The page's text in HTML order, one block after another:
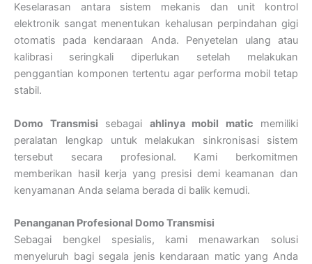
Keselarasan antara sistem mekanis dan unit kontrol
elektronik sangat menentukan kehalusan perpindahan gigi
otomatis pada kendaraan Anda. Penyetelan ulang atau
kalibrasi seringkali diperlukan setelah melakukan
penggantian komponen tertentu agar performa mobil tetap
stabil.
Domo Transmisi sebagai ahlinya mobil matic memiliki
peralatan lengkap untuk melakukan sinkronisasi sistem
tersebut secara profesional. Kami berkomitmen
memberikan hasil kerja yang presisi demi keamanan dan
kenyamanan Anda selama berada di balik kemudi.
Penanganan Profesional Domo Transmisi
Sebagai bengkel spesialis, kami menawarkan solusi
menyeluruh bagi segala jenis kendaraan matic yang Anda